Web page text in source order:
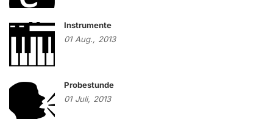
Instrumente
01 Aug., 2013
Probestunde
01 Juli, 2013